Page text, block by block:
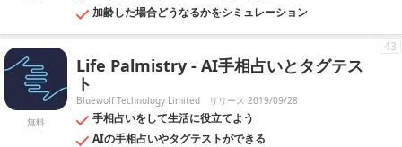
加齢した場合どうなるかをシミュレーション
無料
Life Palmistry - AI手相占いとタグテス
ト
Bluewolf Technology Limited リリース 2019/09/28
手相占いをして生活に役立てよう
AIの手相占いやタグテストができる
43